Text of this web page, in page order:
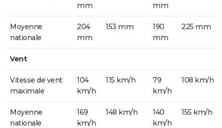
mm
mm
Moyenne
nationale
204
mm
153 mm
190
mm
225 mm
Vent
Vitesse de vent
maximale
104
km/h
115 km/h
79
km/h
108 km/h
Moyenne
nationale
169
km/h
148 km/h
140
km/h
155 km/h